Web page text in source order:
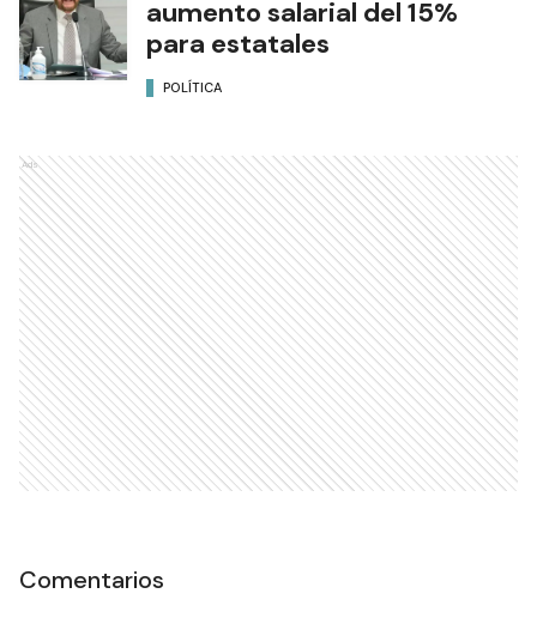
aumento salarial del 15%
para estatales
POLÍTICA
Ads
Comentarios